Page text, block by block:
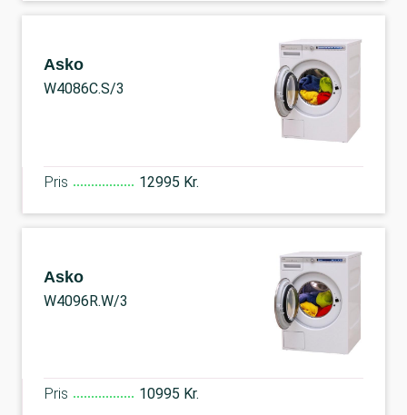
Asko
W4086C.S/3
Pris 12995 Kr.
Asko
W4096R.W/3
Pris 10995 Kr.